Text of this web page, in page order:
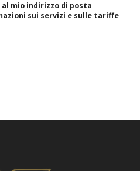
mio indirizzo di posta
sui servizi e sulle tariffe